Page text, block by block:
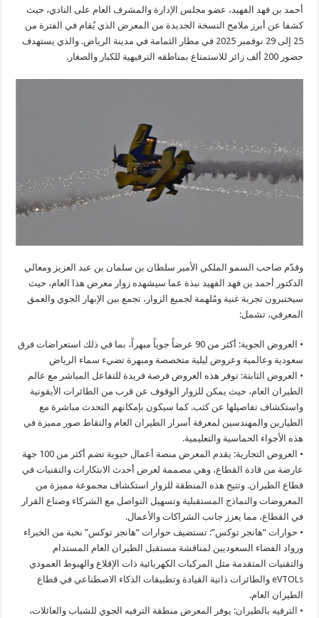
أحمد بن فهد الفهيد، عضو مجلس الإدارة والمشرف العام على النادي، حيث
كشفا عن أبرز ملامح النسخة الجديدة من المعرض الذي يُقام في الفترة من
25 إلى 29 نوفمبر 2025 في مطار الثمامة في مدينة الرياض. والذي يستهدف
حضور 200 ألف زائر للاستمتاع بمناطقه الترفيهية للكبار والصغار.
وقدّم صاحب السمو الملكي الأمير سلطان بن سلمان بن عبد العزيز ومعالي
الدكتور أحمد بن فهد الفهيد نبذة عما سيشهده زوار معرض هذا العام، حيث
سيختبرون تجربة غنية ومُلهمة لجميع الزوار، تجمع بين الإبهار الجوي والعمق
المعرفي، تشمل:
• العروض الجوية: أكثر من 90 عرضاً جوياً مبهراً، بما في ذلك استعراضات فرق
سعودية وعالمية وعروض ليلية متخصصة ومبهرة تضيء سماء الرياض
• العروض الثابتة: توفر هذه العروض فرصة فريدة للتفاعل المباشر مع عالم
الطيران العام، حيث يمكن للزوار الوقوف عن قرب من الطائرات الأيقونية
واستكشاف تفاصيلها عن كثب. كما سيكون بإمكانهم التحدث مباشرة مع
الطيارين والمهندسين لمعرفة أسرار الطيران العام والتقاط صور مميزة في
هذه الأجواء الحماسية والتعليمية.
• العروض التجارية: يقدم المعرض منصة أعمال حيوية تضم أكثر من 100 جهة
عارضة من قادة القطاع، وهي مصممة لعرض أحدث الابتكارات والتقنيات في
قطاع الطيران. وتتيح هذه المنطقة للزوار استكشاف مجموعة مميزة من
المعروضات والنماذج المستقبلية وتسهيل التواصل مع الشركاء وصناع القرار
في القطاع، مما يعزز جانب الشراكات والأعمال.
• حوارات “هانجر توكس”: تستضيف حوارات “هانجر توكس” نخبة من الخبراء
ورواد الفضاء السعوديين لمناقشة مستقبل الطيران العام المستدام
والتقنيات المتقدمة مثل المركبات الكهربائية ذات الإقلاع والهبوط العمودي
eVTOLs والطائرات ذاتية القيادة وتطبيقات الذكاء الاصطناعي في قطاع
الطيران العام.
• الترفيه بالطيران: يوفر المعرض منطقة الترفيه الجوي للشباب والعائلات،